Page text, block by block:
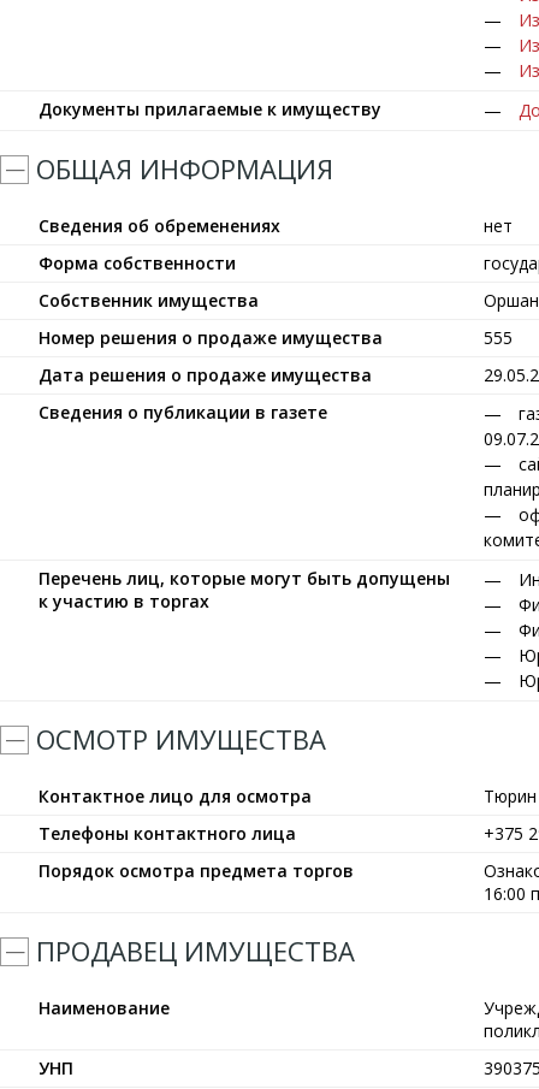
Документы прилагаемые к имуществу
ОБЩАЯ ИНФОРМАЦИЯ
Сведения об обременениях
нет
Форма собственности
Собственник имущества
Номер решения о продаже имущества
555
Дата решения о продаже имущества
Сведения о публикации в газете
Перечень лиц, которые могут быть допущены
к участию в торгах
ОСМОТР ИМУЩЕСТВА
Контактное лицо для осмотра
Телефоны контактного лица
+375
Порядок осмотра предмета торгов
16:00
ПРОДАВЕЦ ИМУЩЕСТВА
Наименование
УНП